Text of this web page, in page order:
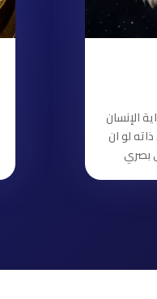
الإنسان
لو ان